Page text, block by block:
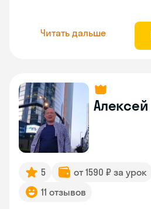
Читать дальше
Алексей
5 от 1590 ₽ за урок
11 отзывов